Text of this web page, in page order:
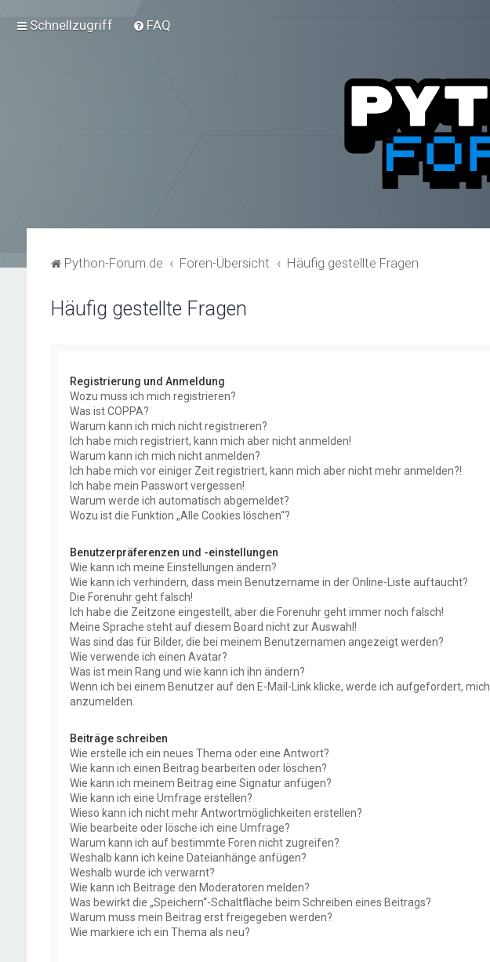
Schnellzugriff FAQ
Python-Forum.de Foren-Übersicht Häufig gestellte Fragen
Häufig gestellte Fragen
Registrierung und Anmeldung
Wozu muss ich mich registrieren?
Was ist COPPA?
Warum kann ich mich nicht registrieren?
Ich habe mich registriert, kann mich aber nicht anmelden!
Warum kann ich mich nicht anmelden?
Ich habe mich vor einiger Zeit registriert, kann mich aber nicht mehr anmelden?!
Ich habe mein Passwort vergessen!
Warum werde ich automatisch abgemeldet?
Wozu ist die Funktion „Alle Cookies löschen“?
Benutzerpräferenzen und -einstellungen
Wie kann ich meine Einstellungen ändern?
Wie kann ich verhindern, dass mein Benutzername in der Online-Liste auftaucht?
Die Forenuhr geht falsch!
Ich habe die Zeitzone eingestellt, aber die Forenuhr geht immer noch falsch!
Meine Sprache steht auf diesem Board nicht zur Auswahl!
Was sind das für Bilder, die bei meinem Benutzernamen angezeigt werden?
Wie verwende ich einen Avatar?
Was ist mein Rang und wie kann ich ihn ändern?
Wenn ich bei einem Benutzer auf den E-Mail-Link klicke, werde ich aufgefordert, mich
anzumelden.
Beiträge schreiben
Wie erstelle ich ein neues Thema oder eine Antwort?
Wie kann ich einen Beitrag bearbeiten oder löschen?
Wie kann ich meinem Beitrag eine Signatur anfügen?
Wie kann ich eine Umfrage erstellen?
Wieso kann ich nicht mehr Antwortmöglichkeiten erstellen?
Wie bearbeite oder lösche ich eine Umfrage?
Warum kann ich auf bestimmte Foren nicht zugreifen?
Weshalb kann ich keine Dateianhänge anfügen?
Weshalb wurde ich verwarnt?
Wie kann ich Beiträge den Moderatoren melden?
Was bewirkt die „Speichern“-Schaltfläche beim Schreiben eines Beitrags?
Warum muss mein Beitrag erst freigegeben werden?
Wie markiere ich ein Thema als neu?